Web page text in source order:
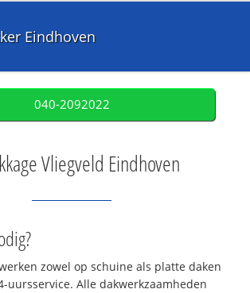
Eindhoven
040-2092022
Vliegveld Eindhoven
zowel op schuine als platte daken
uursservice. Alle dakwerkzaamheden